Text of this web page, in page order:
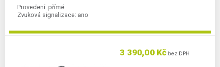
Provedení: přímé
Zvuková signalizace: ano
3 390,00 Kč bez DPH